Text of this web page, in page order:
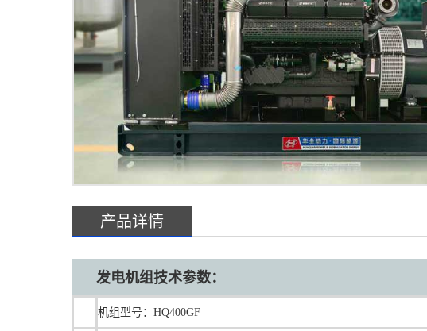
产品详情
发电机组技术参数：
机组型号：HQ400GF